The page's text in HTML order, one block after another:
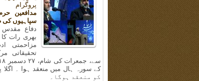
پروگرام
مدافعین
سپاہیوں کی
دفاع مقدس
مزاحمتی
تحقیقاتی
کو منعقد ہوگا۔